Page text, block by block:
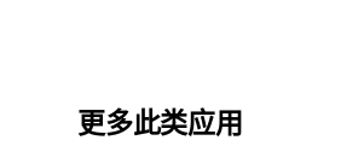
更多此类应用